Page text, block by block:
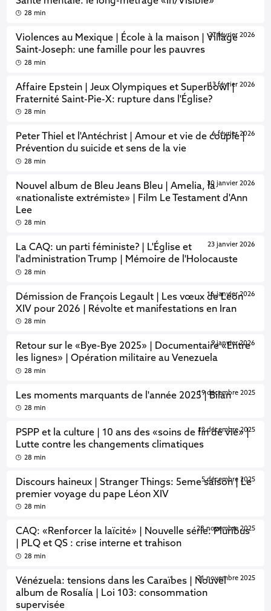
28 min
Violences au Mexique | École à la maison | Village
Saint-Joseph: une famille pour les pauvres
27 février 2026
28 min
Affaire Epstein | Jeux Olympiques et Superbowl |
Fraternité Saint-Pie-X: rupture dans l'Église?
13 février 2026
28 min
Peter Thiel et l'Antéchrist | Amour et vie de couple |
Prévention du suicide et sens de la vie
6 février 2026
28 min
Nouvel album de Bleu Jeans Bleu | Amelia, la
«nationaliste extrémiste» | Film Le Testament d'Ann
Lee
30 janvier 2026
28 min
La CAQ: un parti féministe? | L'Église et
l'administration Trump | Mémoire de l'Holocauste
23 janvier 2026
28 min
Démission de François Legault | Les vœux de Léon
XIV pour 2026 | Révolte et manifestations en Iran
16 janvier 2026
28 min
Retour sur le «Bye-Bye 2025» | Documentaire «Entre
les lignes» | Opération militaire au Venezuela
9 janvier 2026
28 min
Les moments marquants de l'année 2025 | Bilan
19 décembre 2025
28 min
PSPP et la culture | 10 ans des «soins de fin de vie» |
Lutte contre les changements climatiques
12 décembre 2025
28 min
Discours haineux | Stranger Things: 5eme saison | Le
premier voyage du pape Léon XIV
5 décembre 2025
28 min
CAQ: «Renforcer la laïcité» | Nouvelle série: Pluribus
| PLQ et QS : crise interne et trahison
28 novembre 2025
28 min
Vénézuela: tensions dans les Caraïbes | Nouvel
album de Rosalía | Loi 103: consommation
supervisée
21 novembre 2025